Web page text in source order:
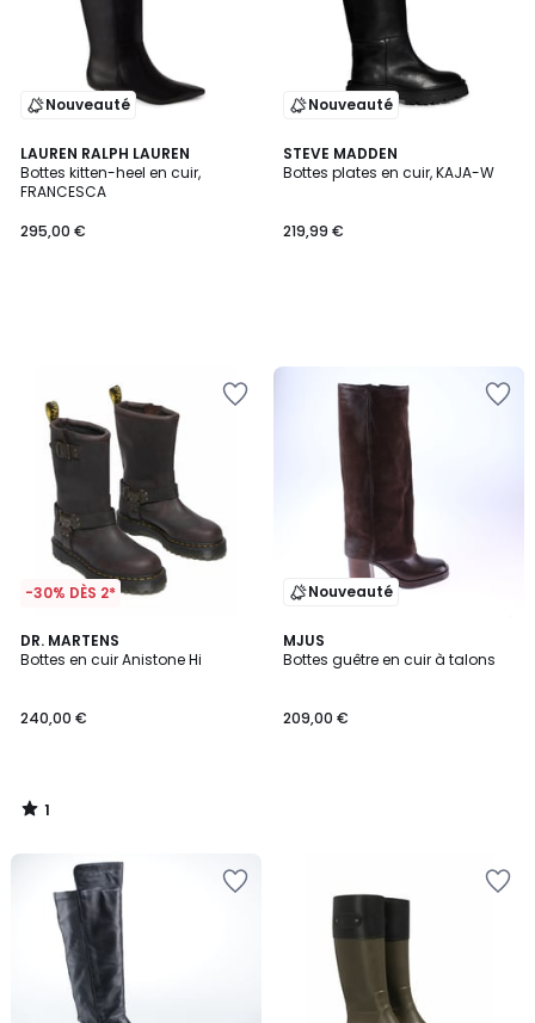
Nouveauté
LAUREN RALPH LAUREN
Bottes kitten-heel en cuir,
FRANCESCA
295,00 €
Nouveauté
STEVE MADDEN
Bottes plates en cuir, KAJA-W
219,99 €
-30% DÈS 2*
DR. MARTENS
Bottes en cuir Anistone Hi
240,00 €
1
/
1
/
Nouveauté
MJUS
Bottes guêtre en cuir à talons
209,00 €